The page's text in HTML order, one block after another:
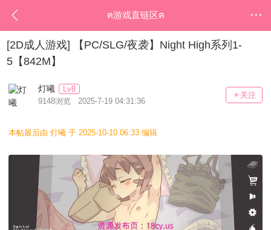
ฅ游戏直链区ฅ
[2D成人游戏]
【PC/SLG/夜袭】Night High系列1-
5【842M】
灯曦
Lv8
9148浏览 2025-7-19 04:31:36
关注
本帖最后由 灯曦 于 2025-10-10 06:33 编辑